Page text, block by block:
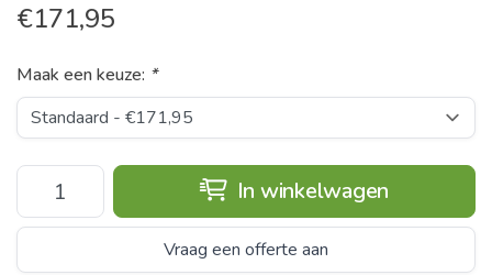
€171,95
Maak een keuze: *
In winkelwagen
Vraag een offerte aan